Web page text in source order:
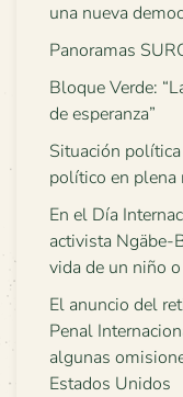
una nueva
Panoramas
Bloque Verde:
de esperanza”
Situación
político en plena
En el Día
activista Ngäbe-
vida de un niño
El anuncio del
Penal
algunas
Estados Unidos